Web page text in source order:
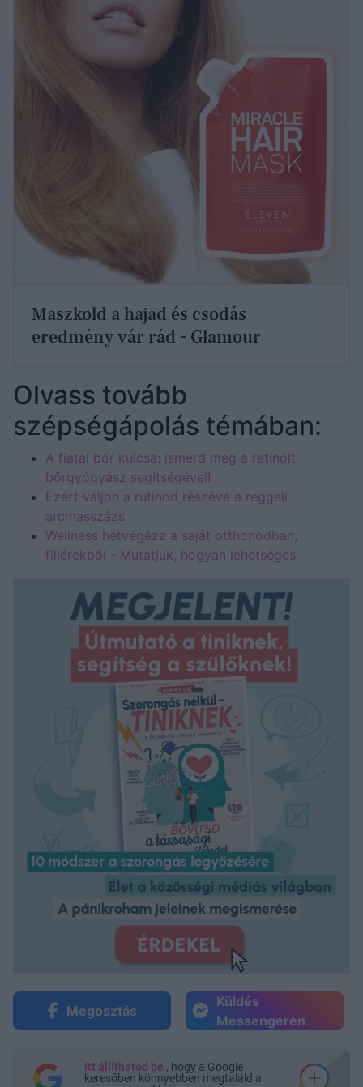
Maszkold a hajad és csodás
eredmény vár rád - Glamour
Olvass tovább
szépségápolás témában:
A fiatal bőr kulcsa: ismerd meg a retinolt
bőrgyógyász segítségével!
Ezért váljon a rutinod részévé a reggeli
arcmasszázs
Wellness hétvégézz a saját otthonodban,
fillérekből - Mutatjuk, hogyan lehetséges
Megosztás
Küldés
Messengeren
Itt állíthatod be , hogy a Google
keresőben könnyebben megtaláld a